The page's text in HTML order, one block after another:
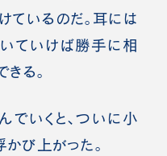
ているのだ。耳には
ていけば勝手に相
る。
いくと、ついに小
び上がった。